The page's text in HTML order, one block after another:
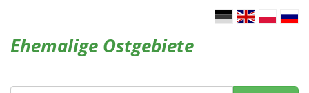
Ehemalige Ostgebiete